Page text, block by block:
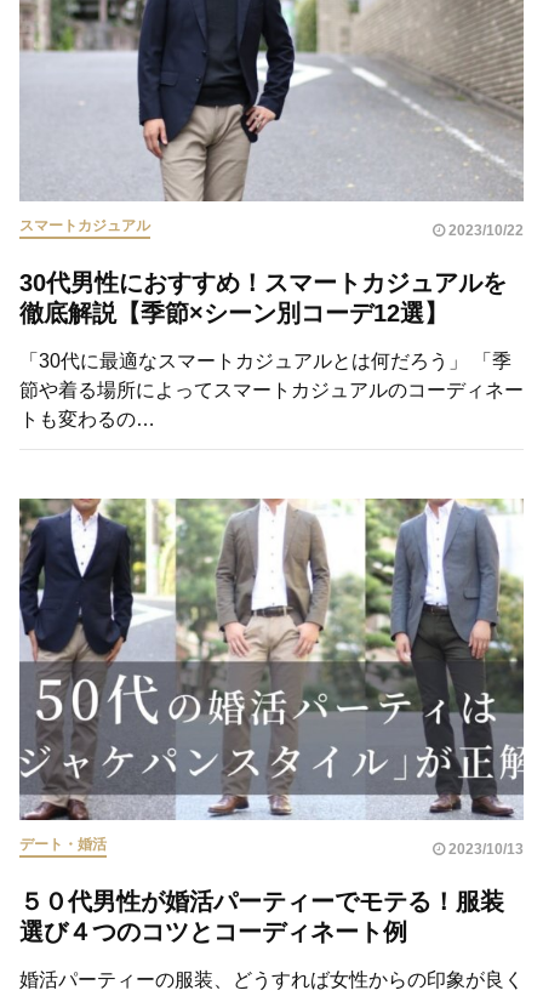
スマートカジュアル 2023/10/22
30代男性におすすめ！スマートカジュアルを
徹底解説【季節×シーン別コーデ12選】
「30代に最適なスマートカジュアルとは何だろう」 「季
節や着る場所によってスマートカジュアルのコーディネー
トも変わるの…
デート・婚活 2023/10/13
５０代男性が婚活パーティーでモテる！服装
選び４つのコツとコーディネート例
婚活パーティーの服装、どうすれば女性からの印象が良く